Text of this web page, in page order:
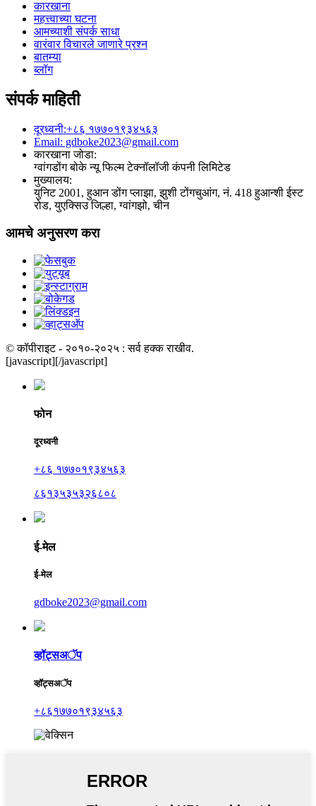
कारखाना
महत्त्वाच्या घटना
आमच्याशी संपर्क साधा
वारंवार विचारले जाणारे प्रश्न
बातम्या
ब्लॉग
संपर्क माहिती
दूरध्वनी:+८६ १७७०१९३४५६३
Email: gdboke2023@gmail.com
कारखाना जोडा:
ग्वांगडोंग बोके न्यू फिल्म टेक्नॉलॉजी कंपनी लिमिटेड
मुख्यालय:
युनिट 2001, हुआन डोंग प्लाझा, झुशी टोंगचुआंग, नं. 418 हुआन्शी ईस्ट
रोड, युएक्सिउ जिल्हा, ग्वांगझो, चीन
आमचे अनुसरण करा
© कॉपीराइट - २०१०-२०२५ : सर्व हक्क राखीव.
[javascript][/javascript]
फोन
दूरध्वनी
+८६ १७७०१९३४५६३
८६१३५३५३२६८०८
ई-मेल
ई-मेल
gdboke2023@gmail.com
व्हॉट्सअॅप
व्हॉट्सअॅप
+८६१७७०१९३४५६३